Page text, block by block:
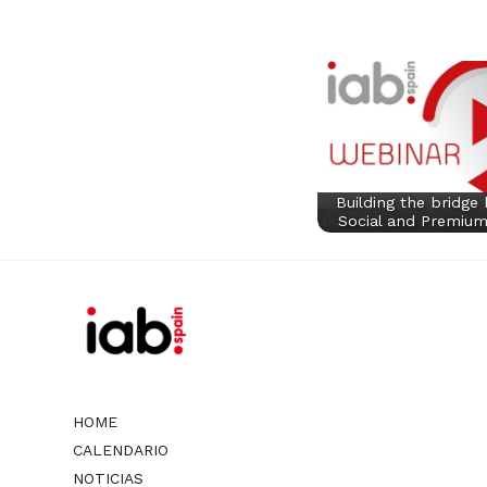
Building the bridge
Social and
HOME
CALENDARIO
NOTICIAS